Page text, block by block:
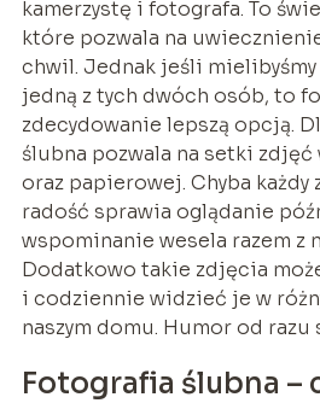
kamerzystę i fotografa. To
które pozwala na
chwil. Jednak jeśli
jedną z tych dwóch osób, to
zdecydowanie lepszą opcją.
ślubna pozwala na setki
oraz papierowej. Chyba każdy
radość sprawia oglądanie
wspominanie wesela razem z
Dodatkowo takie zdjęcia
i codziennie widzieć je w
naszym domu. Humor od razu
Fotografia ślubna –